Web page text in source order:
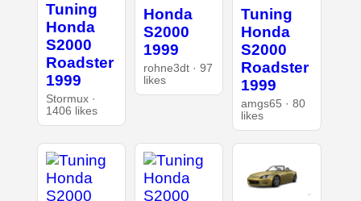
Tuning
Honda
S2000
Roadster
1999
Stormux ·
1406 likes
Honda
S2000
1999
rohne3dt · 97
likes
Tuning
Honda
S2000
Roadster
1999
amgs65 · 80
likes